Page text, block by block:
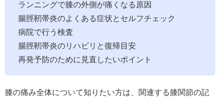
ランニングで膝の外側が痛くなる原因
腸脛靭帯炎のよくある症状とセルフチェック
病院で行う検査
腸脛靭帯炎のリハビリと復帰目安
再発予防のために見直したいポイント
膝の痛み全体について知りたい方は、関連する膝関節の記